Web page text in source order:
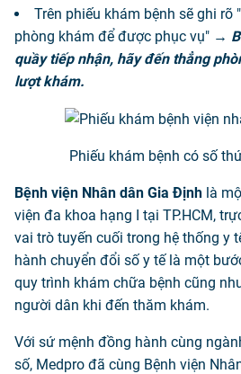
Trên phiếu khám bệnh sẽ ghi rõ
phòng khám để được phục vụ" →
quầy tiếp nhận, hãy đến thẳng
lượt khám.
Phiếu khám bệnh có số
Bệnh viện Nhân dân Gia Định là
viện đa khoa hạng I tại TP.HCM,
vai trò tuyến cuối trong hệ thống y
hành chuyển đổi số y tế là một
quy trình khám chữa bệnh cũng
người dân khi đến thăm khám.
Với sứ mệnh đồng hành cùng
số, Medpro đã cùng Bệnh viện